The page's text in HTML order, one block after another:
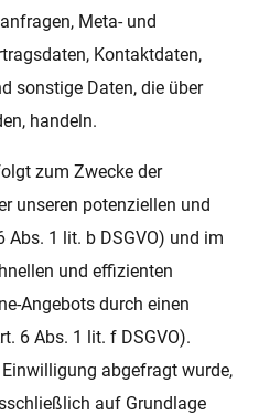
Meta- und
Kontaktdaten,
sonstige Daten, die über
handeln.
zum Zwecke der
unseren potenziellen und
Abs. 1 lit. b DSGVO) und im
und effizienten
Angebots durch einen
6 Abs. 1 lit. f DSGVO).
abgefragt wurde,
auf Grundlage